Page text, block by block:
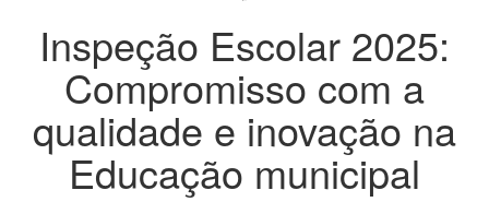
Inspeção Escolar 2025:
Compromisso com a
qualidade e inovação na
Educação municipal